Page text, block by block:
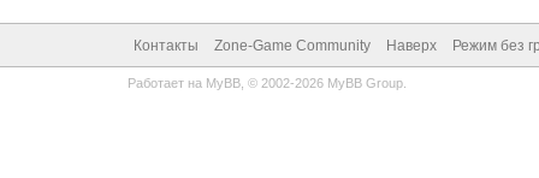
Контакты Zone-Game Community Наверх Режим без
Работает на MyBB, © 2002-2026 MyBB Group.